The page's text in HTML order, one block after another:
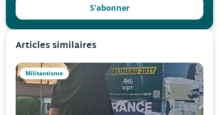
S'abonner
Articles similaires
Militantisme